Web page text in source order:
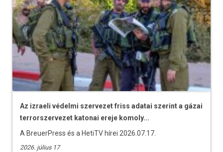
Az izraeli védelmi szervezet friss adatai szerint a gázai
terrorszervezet katonai ereje komoly...
A BreuerPress és a HetiTV hírei 2026.07.17.
2026. július 17